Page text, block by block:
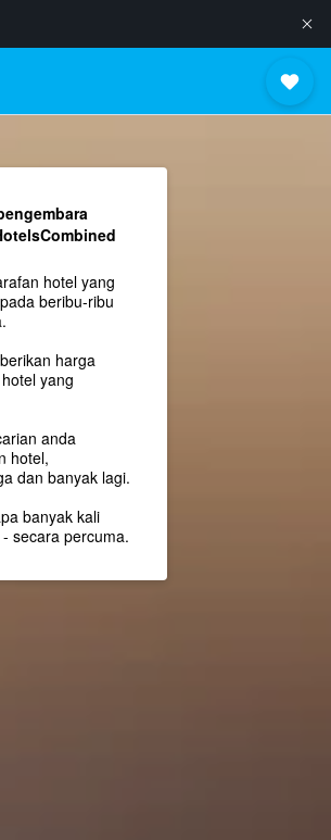
hotel yang
beribu-ribu
harga
yang
anda
hotel,
dan banyak lagi.
banyak kali
secara percuma.